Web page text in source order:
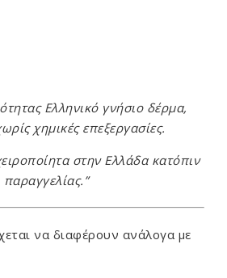
Ελληνικό γνήσιο δέρμα,
χημικές επεξεργασίες.
στην Ελλάδα κατόπιν
παραγγελίας.”
να διαφέρουν ανάλογα με